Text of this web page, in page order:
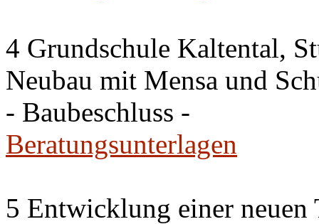
4 Grundschule Kaltental,
Neubau mit Mensa und
- Baubeschluss -
Beratungsunterlagen
5 Entwicklung einer neuen